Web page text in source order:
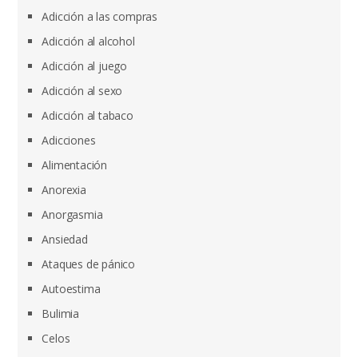
Adicción a las compras
Adicción al alcohol
Adicción al juego
Adicción al sexo
Adicción al tabaco
Adicciones
Alimentación
Anorexia
Anorgasmia
Ansiedad
Ataques de pánico
Autoestima
Bulimia
Celos